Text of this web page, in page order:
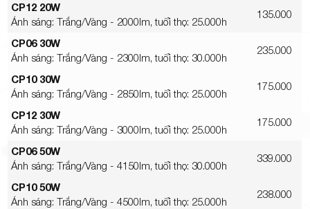
CP12 20W
Ánh sáng: Trắng/Vàng - 2000lm, tuổi thọ: 25.000h
135.000
CP06 30W
Ánh sáng: Trắng/Vàng - 2300lm, tuổi thọ: 30.000h
235.000
CP10 30W
Ánh sáng: Trắng/Vàng - 2850lm, tuổi thọ: 25.000h
175.000
CP12 30W
Ánh sáng: Trắng/Vàng - 3000lm, tuổi thọ: 25.000h
175.000
CP06 50W
Ánh sáng: Trắng/Vàng - 4150lm, tuổi thọ: 30.000h
339.000
CP10 50W
Ánh sáng: Trắng/Vàng - 4500lm, tuổi thọ: 25.000h
238.000